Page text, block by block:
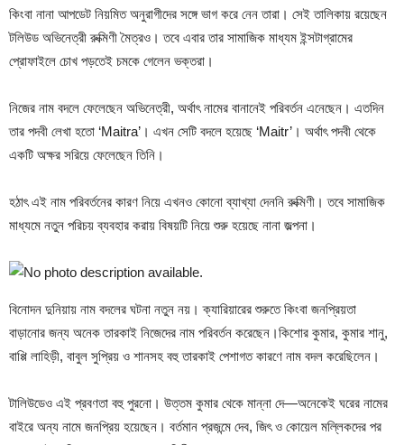
কিংবা নানা আপডেট নিয়মিত অনুরাগীদের সঙ্গে ভাগ করে নেন তারা। সেই তালিকায় রয়েছেন
টলিউড অভিনেত্রী রুক্মিণী মৈত্রও। তবে এবার তার সামাজিক মাধ্যম ইন্সটাগ্রামের
প্রোফাইলে চোখ পড়তেই চমকে গেলেন ভক্তরা।
নিজের নাম বদলে ফেলেছেন অভিনেত্রী, অর্থাৎ নামের বানানেই পরিবর্তন এনেছেন। এতদিন
তার পদবী লেখা হতো ‘Maitra’। এখন সেটি বদলে হয়েছে ‘Maitr’। অর্থাৎ পদবী থেকে
একটি অক্ষর সরিয়ে ফেলেছেন তিনি।
হঠাৎ এই নাম পরিবর্তনের কারণ নিয়ে এখনও কোনো ব্যাখ্যা দেননি রুক্মিণী। তবে সামাজিক
মাধ্যমে নতুন পরিচয় ব্যবহার করায় বিষয়টি নিয়ে শুরু হয়েছে নানা জল্পনা।
বিনোদন দুনিয়ায় নাম বদলের ঘটনা নতুন নয়। ক্যারিয়ারের শুরুতে কিংবা জনপ্রিয়তা
বাড়ানোর জন্য অনেক তারকাই নিজেদের নাম পরিবর্তন করেছেন।কিশোর কুমার, কুমার শানু,
বাপ্পি লাহিড়ী, বাবুল সুপ্রিয় ও শানসহ বহু তারকাই পেশাগত কারণে নাম বদল করেছিলেন।
টালিউডেও এই প্রবণতা বহু পুরনো। উত্তম কুমার থেকে মান্না দে—অনেকেই ঘরের নামের
বাইরে অন্য নামে জনপ্রিয় হয়েছেন। বর্তমান প্রজন্মে দেব, জিৎ ও কোয়েল মল্লিকদের পর